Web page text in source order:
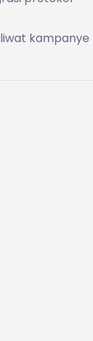
kampanye